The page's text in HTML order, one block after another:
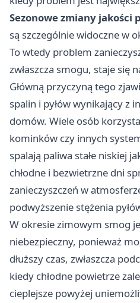
Sezonowe zmiany
są szczególnie widoczne w
To wtedy problem
zwłaszcza smogu, staje się
Główną przyczyną tego
spalin i pyłów wynikający z
domów. Wiele osób
kominków czy innych
spalają paliwa stałe niskiej
chłodne i bezwietrzne dni
zanieczyszczeń w
podwyższenie stężenia
W okresie zimowym smog
niebezpieczny, ponieważ
dłuższy czas, zwłaszcza
kiedy chłodne powietrze
cieplejsze powyżej